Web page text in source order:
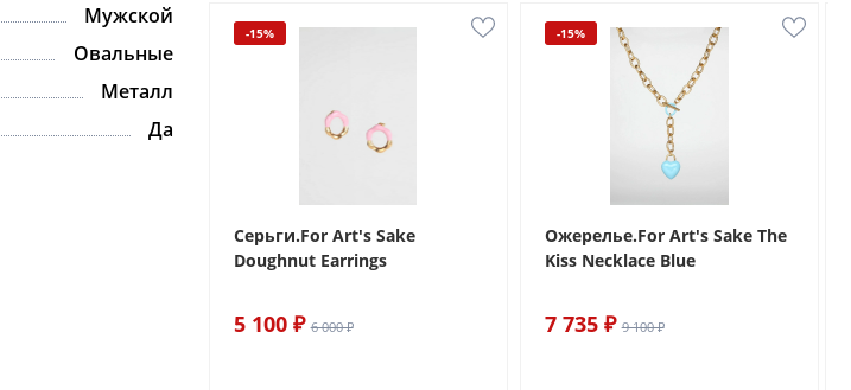
Мужской
Овальные
Металл
Да
-15%
Серьги.For Art's Sake
Doughnut Earrings
5 100 ₽ 6 000 ₽
-15%
Ожерелье.For Art's Sake The
Kiss Necklace Blue
7 735 ₽ 9 100 ₽